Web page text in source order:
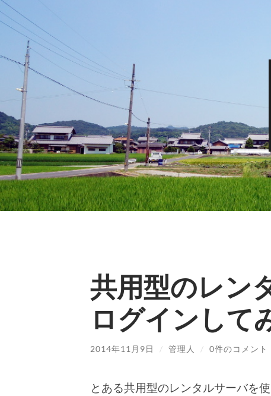
共用型のレン
ログインして
2014年11月9日 / 管理人 / 0件のコメント
とある共用型のレンタルサーバを